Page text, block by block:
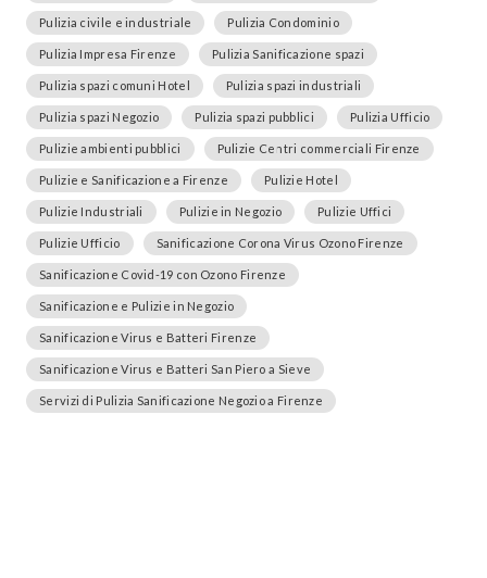
Pulizia civile e industriale Pulizia Condominio
Pulizia Impresa Firenze Pulizia Sanificazione spazi
Pulizia spazi comuni Hotel Pulizia spazi industriali
Pulizia spazi Negozio Pulizia spazi pubblici Pulizia Ufficio
Pulizie ambienti pubblici Pulizie Centri commerciali Firenze
Pulizie e Sanificazione a Firenze Pulizie Hotel
Pulizie Industriali Pulizie in Negozio Pulizie Uffici
Pulizie Ufficio Sanificazione Corona Virus Ozono Firenze
Sanificazione Covid-19 con Ozono Firenze
Sanificazione e Pulizie in Negozio
Sanificazione Virus e Batteri Firenze
Sanificazione Virus e Batteri San Piero a Sieve
Servizi di Pulizia Sanificazione Negozio a Firenze